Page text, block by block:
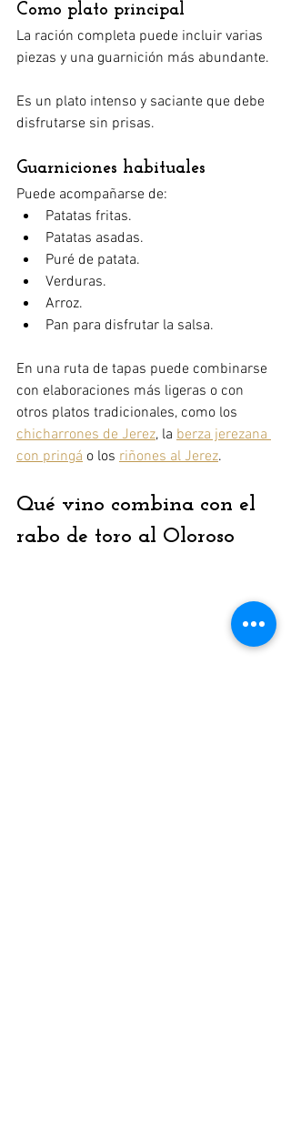
Como plato principal
La ración completa puede incluir varias
piezas y una guarnición más abundante.
Es un plato intenso y saciante que debe
disfrutarse sin prisas.
Guarniciones habituales
Puede acompañarse de:
Patatas fritas.
Patatas asadas.
Puré de patata.
Verduras.
Arroz.
Pan para disfrutar la salsa.
En una ruta de tapas puede combinarse
con elaboraciones más ligeras o con
otros platos tradicionales, como los
chicharrones de Jerez, la berza jerezana
con pringá o los riñones al Jerez.
Qué vino combina con el
rabo de toro al Oloroso